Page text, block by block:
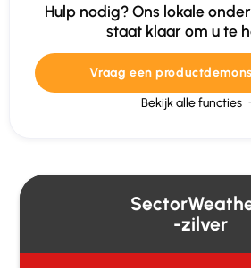
Hulp nodig? Ons lokale
staat klaar om u te
Vraag een
Bekijk alle functies
-zilver